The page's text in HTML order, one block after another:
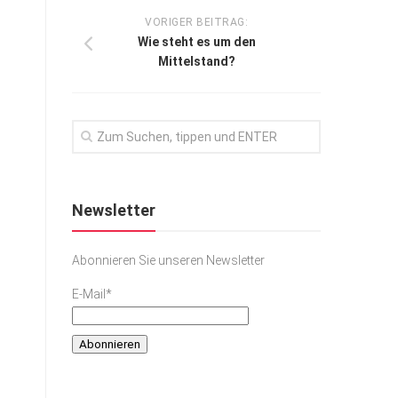
VORIGER BEITRAG:
Wie steht es um den
Mittelstand?
Newsletter
Abonnieren Sie unseren Newsletter
E-Mail*